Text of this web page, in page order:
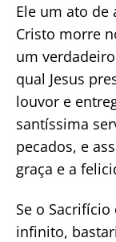
Ele um ato de
Cristo morre
um
qual Jesus
louvor e
santíssima
pecados, e
graça e a
Se o
infinito,